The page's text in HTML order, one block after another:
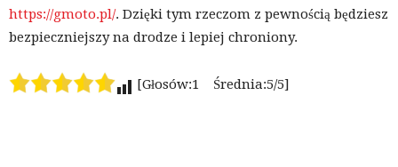
https://gmoto.pl/. Dzięki tym rzeczom z pewnością będziesz
bezpieczniejszy na drodze i lepiej chroniony.
[Głosów:1 Średnia:5/5]